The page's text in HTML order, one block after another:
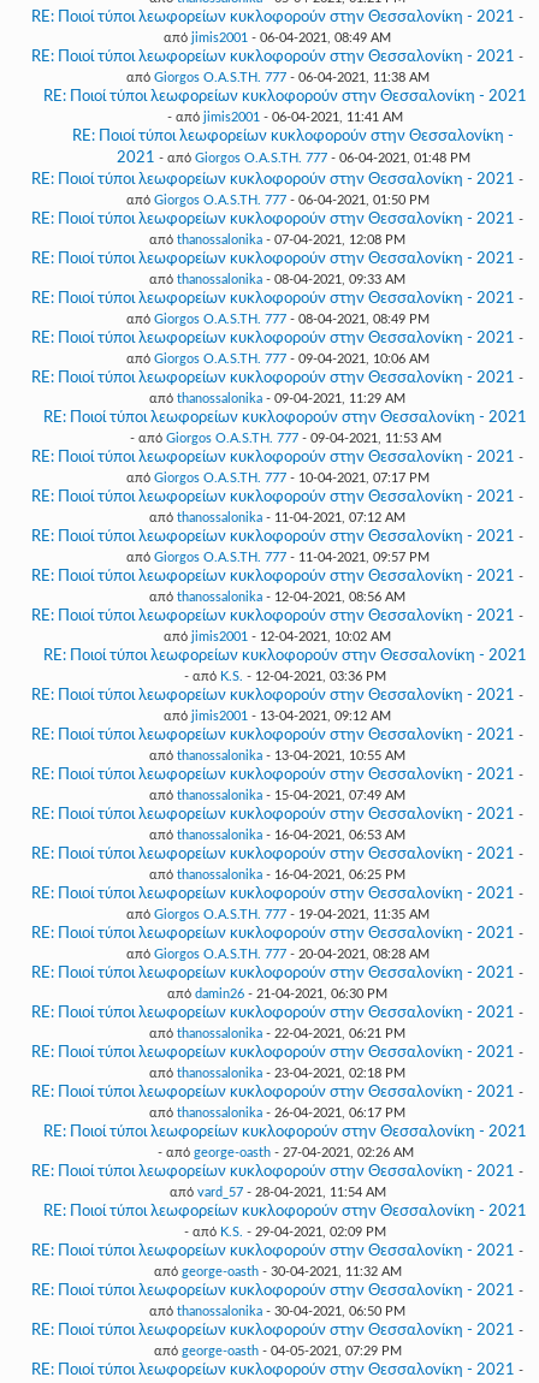
RE: Ποιοί τύποι λεωφορείων κυκλοφορούν στην Θεσσαλονίκη - 2021 -
από jimis2001 - 06-04-2021, 08:49 AM
RE: Ποιοί τύποι λεωφορείων κυκλοφορούν στην Θεσσαλονίκη - 2021 -
από Giorgos O.A.S.TH. 777- 06-04-2021, 11:38 AM
RE: Ποιοί τύποι λεωφορείων κυκλοφορούν στην Θεσσαλονίκη - 2021
- από jimis2001 - 06-04-2021, 11:41 AM
RE: Ποιοί τύποι λεωφορείων κυκλοφορούν στην Θεσσαλονίκη -
2021 - από Giorgos O.A.S.TH. 777- 06-04-2021, 01:48 PM
RE: Ποιοί τύποι λεωφορείων κυκλοφορούν στην Θεσσαλονίκη - 2021 -
από Giorgos O.A.S.TH. 777- 06-04-2021, 01:50 PM
RE: Ποιοί τύποι λεωφορείων κυκλοφορούν στην Θεσσαλονίκη - 2021 -
από thanossalonika - 07-04-2021, 12:08 PM
RE: Ποιοί τύποι λεωφορείων κυκλοφορούν στην Θεσσαλονίκη - 2021 -
από thanossalonika - 08-04-2021, 09:33 AM
RE: Ποιοί τύποι λεωφορείων κυκλοφορούν στην Θεσσαλονίκη - 2021 -
από Giorgos O.A.S.TH. 777- 08-04-2021, 08:49 PM
RE: Ποιοί τύποι λεωφορείων κυκλοφορούν στην Θεσσαλονίκη - 2021 -
από Giorgos O.A.S.TH. 777- 09-04-2021, 10:06 AM
RE: Ποιοί τύποι λεωφορείων κυκλοφορούν στην Θεσσαλονίκη - 2021 -
από thanossalonika - 09-04-2021, 11:29 AM
RE: Ποιοί τύποι λεωφορείων κυκλοφορούν στην Θεσσαλονίκη - 2021
- από Giorgos O.A.S.TH. 777- 09-04-2021, 11:53 AM
RE: Ποιοί τύποι λεωφορείων κυκλοφορούν στην Θεσσαλονίκη - 2021 -
από Giorgos O.A.S.TH. 777- 10-04-2021, 07:17 PM
RE: Ποιοί τύποι λεωφορείων κυκλοφορούν στην Θεσσαλονίκη - 2021 -
από thanossalonika - 11-04-2021, 07:12 AM
RE: Ποιοί τύποι λεωφορείων κυκλοφορούν στην Θεσσαλονίκη - 2021 -
από Giorgos O.A.S.TH. 777- 11-04-2021, 09:57 PM
RE: Ποιοί τύποι λεωφορείων κυκλοφορούν στην Θεσσαλονίκη - 2021 -
από thanossalonika - 12-04-2021, 08:56 AM
RE: Ποιοί τύποι λεωφορείων κυκλοφορούν στην Θεσσαλονίκη - 2021 -
από jimis2001 - 12-04-2021, 10:02 AM
RE: Ποιοί τύποι λεωφορείων κυκλοφορούν στην Θεσσαλονίκη - 2021
- από K.S. - 12-04-2021, 03:36 PM
RE: Ποιοί τύποι λεωφορείων κυκλοφορούν στην Θεσσαλονίκη - 2021 -
από jimis2001 - 13-04-2021, 09:12 AM
RE: Ποιοί τύποι λεωφορείων κυκλοφορούν στην Θεσσαλονίκη - 2021 -
από thanossalonika - 13-04-2021, 10:55 AM
RE: Ποιοί τύποι λεωφορείων κυκλοφορούν στην Θεσσαλονίκη - 2021 -
από thanossalonika - 15-04-2021, 07:49 AM
RE: Ποιοί τύποι λεωφορείων κυκλοφορούν στην Θεσσαλονίκη - 2021 -
από thanossalonika - 16-04-2021, 06:53 AM
RE: Ποιοί τύποι λεωφορείων κυκλοφορούν στην Θεσσαλονίκη - 2021 -
από thanossalonika - 16-04-2021, 06:25 PM
RE: Ποιοί τύποι λεωφορείων κυκλοφορούν στην Θεσσαλονίκη - 2021 -
από Giorgos O.A.S.TH. 777- 19-04-2021, 11:35 AM
RE: Ποιοί τύποι λεωφορείων κυκλοφορούν στην Θεσσαλονίκη - 2021 -
από Giorgos O.A.S.TH. 777- 20-04-2021, 08:28 AM
RE: Ποιοί τύποι λεωφορείων κυκλοφορούν στην Θεσσαλονίκη - 2021 -
από damin26 - 21-04-2021, 06:30 PM
RE: Ποιοί τύποι λεωφορείων κυκλοφορούν στην Θεσσαλονίκη - 2021 -
από thanossalonika - 22-04-2021, 06:21 PM
RE: Ποιοί τύποι λεωφορείων κυκλοφορούν στην Θεσσαλονίκη - 2021 -
από thanossalonika - 23-04-2021, 02:18 PM
RE: Ποιοί τύποι λεωφορείων κυκλοφορούν στην Θεσσαλονίκη - 2021 -
από thanossalonika - 26-04-2021, 06:17 PM
RE: Ποιοί τύποι λεωφορείων κυκλοφορούν στην Θεσσαλονίκη - 2021
- από george-oasth- 27-04-2021, 02:26 AM
RE: Ποιοί τύποι λεωφορείων κυκλοφορούν στην Θεσσαλονίκη - 2021 -
από vard_57- 28-04-2021, 11:54 AM
RE: Ποιοί τύποι λεωφορείων κυκλοφορούν στην Θεσσαλονίκη - 2021
- από K.S. - 29-04-2021, 02:09 PM
RE: Ποιοί τύποι λεωφορείων κυκλοφορούν στην Θεσσαλονίκη - 2021 -
από george-oasth- 30-04-2021, 11:32 AM
RE: Ποιοί τύποι λεωφορείων κυκλοφορούν στην Θεσσαλονίκη - 2021 -
από thanossalonika - 30-04-2021, 06:50 PM
RE: Ποιοί τύποι λεωφορείων κυκλοφορούν στην Θεσσαλονίκη - 2021 -
από george-oasth- 04-05-2021, 07:29 PM
RE: Ποιοί τύποι λεωφορείων κυκλοφορούν στην Θεσσαλονίκη - 2021 -